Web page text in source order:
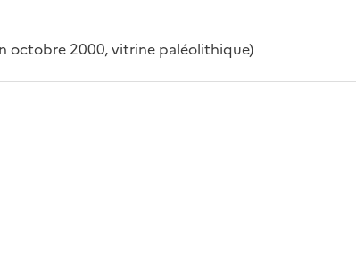
octobre 2000, vitrine paléolithique)